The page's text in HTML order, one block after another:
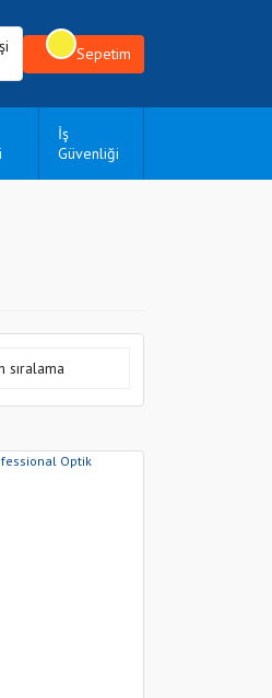
Sepetim
İş
Güvenliği